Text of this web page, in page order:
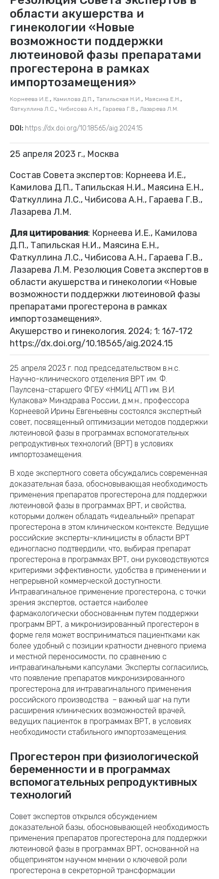
области акушерства и
гинекологии «Новые
возможности поддержки
лютеиновой фазы препаратами
прогестерона в рамках
импортозамещения»
25 апреля 2023 г., Москва
Состав Совета экспертов: Корнеева И.Е.,
Камилова Д.П., Тапильская Н.И., Маясина Е.Н.,
Фаткуллина Л.С., Чибисова А.Н., Гараева Г.В.,
Лазарева Л.М.
Для цитирования: Корнеева И.Е., Камилова
Д.П., Тапильская Н.И., Маясина Е.Н.,
Фаткуллина Л.С., Чибисова А.Н., Гараева Г.В.,
Лазарева Л.М. Резолюция Совета экспертов в
области акушерства и гинекологии «Новые
возможности поддержки лютеиновой фазы
препаратами прогестерона в рамках
импортозамещения».
Акушерство и гинекология. 2024; 1: 167-172
https://dx.doi.org/10.18565/aig.2024.15
25 апреля 2023 г. под председательством в.н.с.
Научно-клинического отделения ВРТ им. Ф.
Паулсена-старшего ФГБУ «НМИЦ АГП им. В.И.
Кулакова» Минздрава России, д.м.н., профессора
Корнеевой Ирины Евгеньевны состоялся экспертный
совет, посвященный оптимизации методов поддержки
лютеиновой фазы в программах вспомогательных
репродуктивных технологий (ВРТ) в условиях
импортозамещения.
В ходе экспертного совета обсуждались современная
доказательная база, обосновывающая необходимость
применения препаратов прогестерона для поддержки
лютеиновой фазы в программах ВРТ, и свойства,
которыми должен обладать «идеальный» препарат
прогестерона в этом клиническом контексте. Ведущие
российские эксперты-клини­цисты в области ВРТ
единогласно подтвердили, что, выбирая препарат
прогестерона в программах ВРТ, они руководствуются
критериями эффективности, удобства в применении и
непрерывной коммерческой доступности.
Интравагинальное применение прогестерона, с точки
зрения экспертов, остается наиболее
фармакологически обоснованным путем поддержки
программ ВРТ, а микронизированный прогестерон в
форме геля может восприниматься пациентками как
более удобный с позиции кратности дневного приема
и местной переносимости, по сравнению с
интравагинальными капсулами. Эксперты согласились,
что появление препаратов микронизированного
прогестерона для интравагинального применения
российского производства – важный шаг на пути
расширения клинических возможностей врачей,
ведущих пациенток в программах ВРТ, в условиях
необходимости стабильного импортозамещения.
Прогестерон при физиологической
беременности и в программах
вспомогательных репродуктивных
технологий
Совет экспертов открылся обсуждением
доказательной базы, обосновывающей необходимость
применения препаратов прогестерона для поддержки
лютеиновой фазы в программах ВРТ, основанной на
общепринятом научном мнении о ключевой роли
прогестерона в секреторной трансформации
DOI: https://dx.doi.org/10.18565/aig.2024.15
Корнеева И.Е., Камилова Д.П., Тапильская Н.И., Маясина Е.Н.,
Фаткуллина Л.С., Чибисова А.Н., Гараева Г.В., Лазарева Л.М.